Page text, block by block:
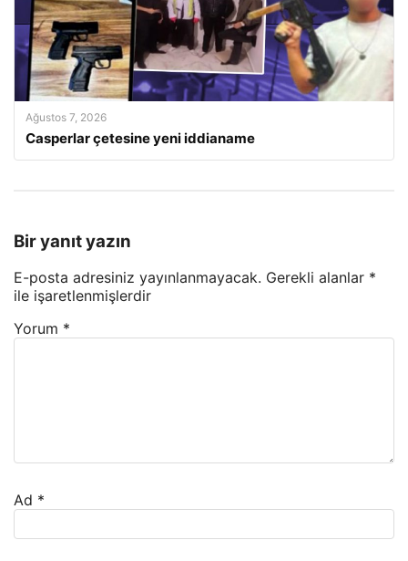
Ağustos 7, 2026
Casperlar çetesine yeni iddianame
Bir yanıt yazın
E-posta adresiniz yayınlanmayacak. Gerekli alanlar *
ile işaretlenmişlerdir
Yorum *
Ad *